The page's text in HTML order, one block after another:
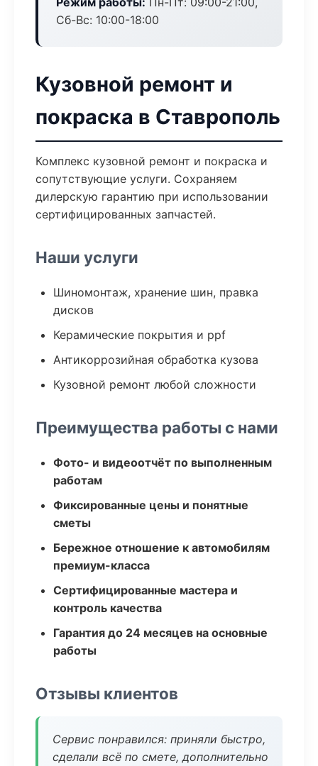
Сб-Вс: 10:00-18:00
Кузовной ремонт и
покраска в Ставрополь
Комплекс кузовной ремонт и покраска и
сопутствующие услуги. Сохраняем
дилерскую гарантию при использовании
сертифицированных запчастей.
Наши услуги
Шиномонтаж, хранение шин, правка
дисков
Керамические покрытия и ppf
Антикоррозийная обработка кузова
Кузовной ремонт любой сложности
Преимущества работы с нами
Фото- и видеоотчёт по выполненным
работам
Фиксированные цены и понятные
сметы
Бережное отношение к автомобилям
премиум-класса
Сертифицированные мастера и
контроль качества
Гарантия до 24 месяцев на основные
работы
Отзывы клиентов
Сервис понравился: приняли быстро,
сделали всё по смете, дополнительно